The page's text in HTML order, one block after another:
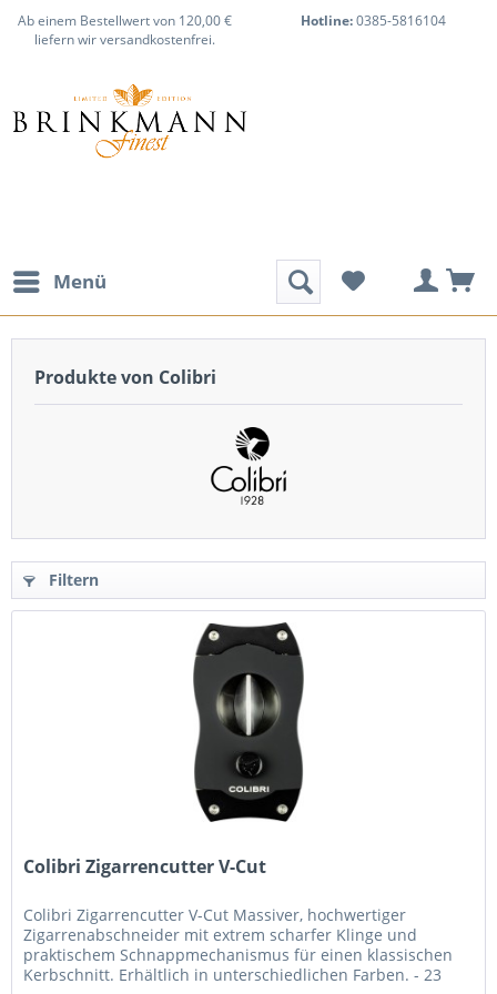
Ab einem Bestellwert von 120,00 €
liefern wir versandkostenfrei.
Hotline:0385-5816104
Menü
Produkte von Colibri
Filtern
Colibri Zigarrencutter V-Cut
Colibri Zigarrencutter V-Cut Massiver, hochwertiger
Zigarrenabschneider mit extrem scharfer Klinge und
praktischem Schnappmechanismus für einen klassischen
Kerbschnitt. Erhältlich in unterschiedlichen Farben. - 23